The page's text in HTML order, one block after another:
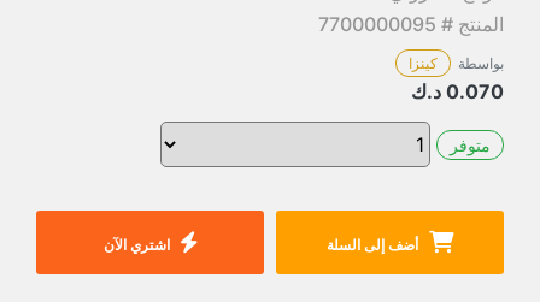
المنتج # 7700000095
بواسطة كينزا
0.070 د.ك
متوفر
أضف إلى السلة اشتري الآن